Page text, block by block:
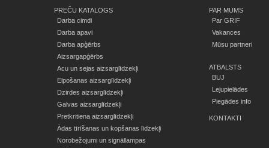
PREČU KATALOGS
Darba cimdi
Darba apavi
Darba apģērbs
Aizsargapģērbs
Acu un sejas aizsarglīdzekļi
Elpošanas aizsarglīdzekļi
Dzirdes aizsarglīdzekļi
Galvas aizsarglīdzekļi
Pretkritiena aizsarglīdzekļi
Ādas tīrīšanas un kopšanas līdzekļi
Norobežojumi un signāllampas
PAR MUMS
Par GRIF
Vakances
Mūsu partneri
ATBALSTS
BUJ
Lejupielādes
Piegādes info
KONTAKTI